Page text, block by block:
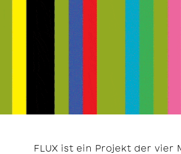
FLUX ist ein Projekt der vier